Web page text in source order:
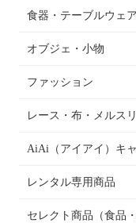
食器・テーブルウェア
オブジェ・小物
ファッション
レース・布・メルス
AiAi（アイアイ）キ
レンタル専用商品
セレクト商品（食品・